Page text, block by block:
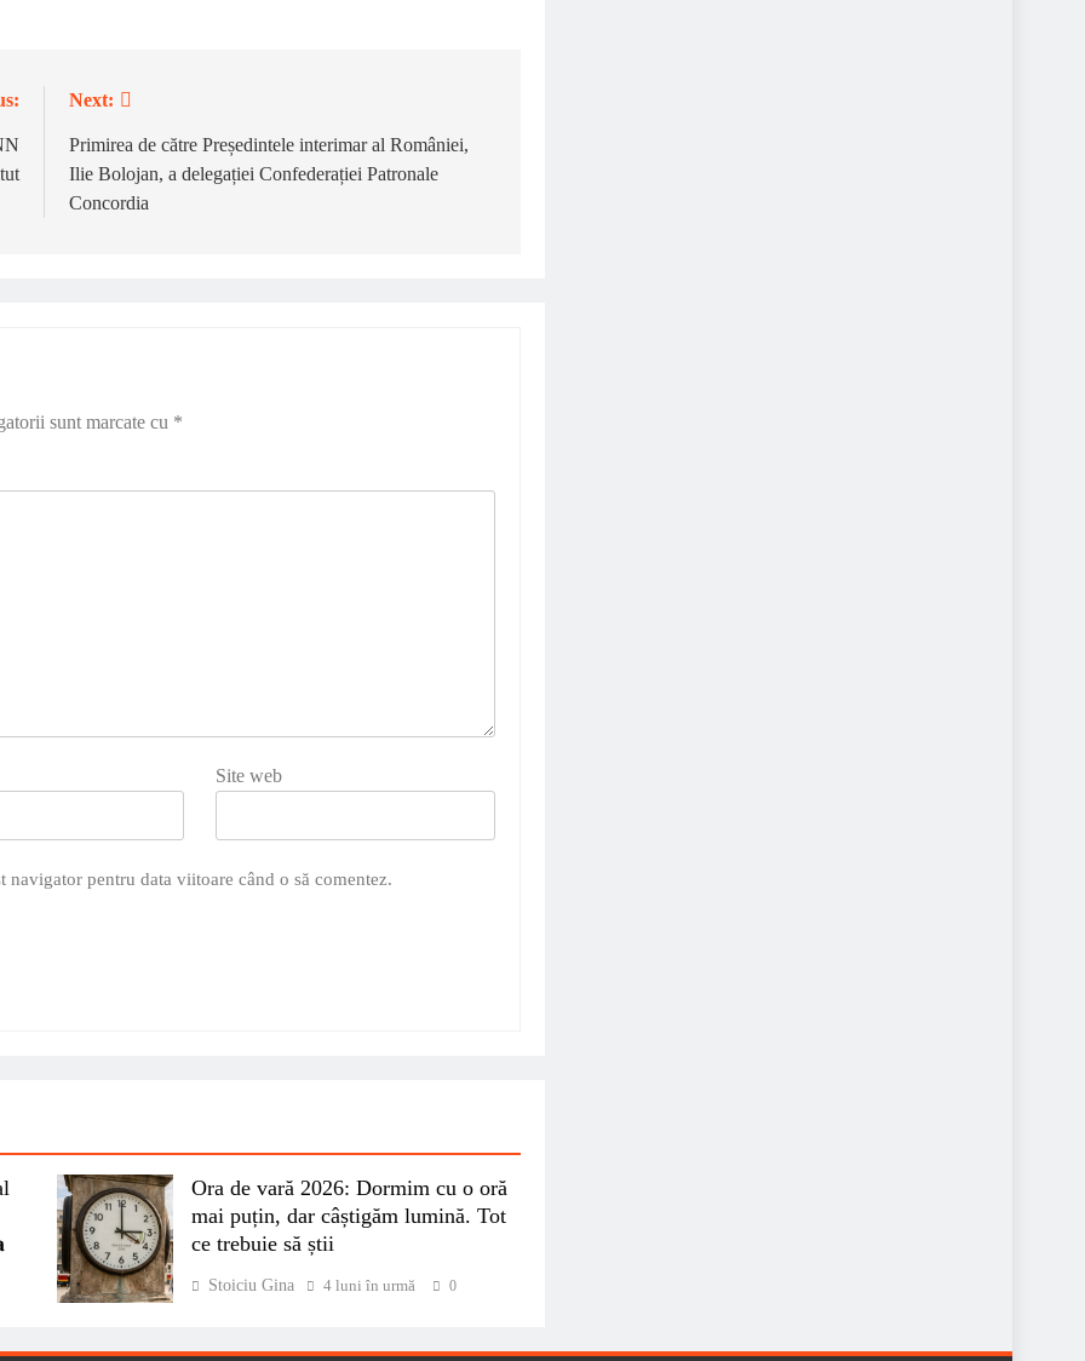
Next:
Primirea de către Președintele interimar al României,
Ilie Bolojan, a delegației Confederației Patronale
Concordia
sunt marcate cu *
Site web
pentru data viitoare când o să comentez.
Ora de vară 2026: Dormim cu o oră
mai puțin, dar câștigăm lumină. Tot
ce trebuie să știi
Stoiciu Gina 4 luni în urmă 0